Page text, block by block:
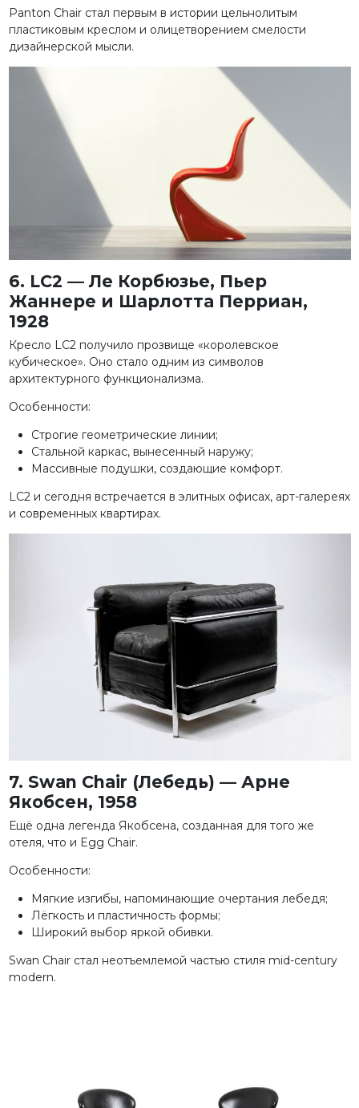
Panton Chair стал первым в истории цельнолитым
пластиковым креслом и олицетворением смелости
дизайнерской мысли.
6. LC2 — Ле Корбюзье, Пьер
Жаннере и Шарлотта Перриан,
1928
Кресло LC2 получило прозвище «королевское
кубическое». Оно стало одним из символов
архитектурного функционализма.
Особенности:
Строгие геометрические линии;
Стальной каркас, вынесенный наружу;
Массивные подушки, создающие комфорт.
LC2 и сегодня встречается в элитных офисах, арт-галереях
и современных квартирах.
7. Swan Chair (Лебедь) — Арне
Якобсен, 1958
Ещё одна легенда Якобсена, созданная для того же
отеля, что и Egg Chair.
Особенности:
Мягкие изгибы, напоминающие очертания лебедя;
Лёгкость и пластичность формы;
Широкий выбор яркой обивки.
Swan Chair стал неотъемлемой частью стиля mid-century
modern.